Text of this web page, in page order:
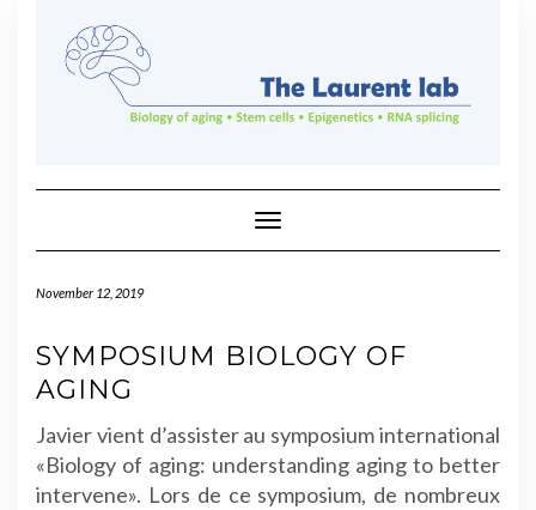
Toggle Navigation
November 12, 2019
SYMPOSIUM BIOLOGY OF
AGING
Javier vient d’assister au symposium international
«Biology of aging: understanding aging to better
intervene». Lors de ce symposium, de nombreux